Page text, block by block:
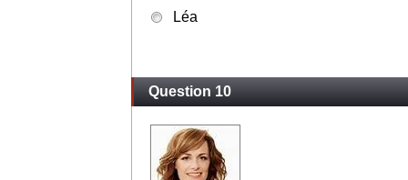
Léa
Question 10